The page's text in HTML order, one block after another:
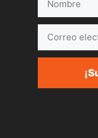
electrónico